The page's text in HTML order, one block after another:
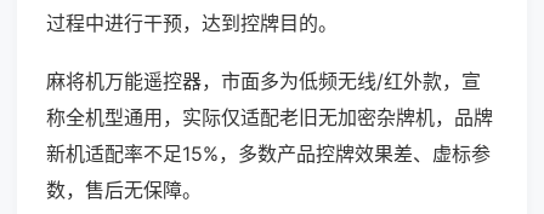
过程中进行干预，达到控牌目的。
麻将机万能遥控器，市面多为低频无线/红外款，宣
称全机型通用，实际仅适配老旧无加密杂牌机，品牌
新机适配率不足15%，多数产品控牌效果差、虚标参
数，售后无保障。